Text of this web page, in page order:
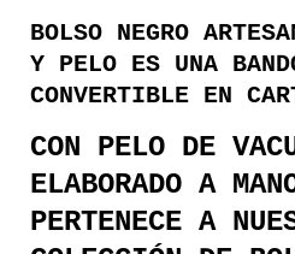
BOLSO NEGRO
Y PELO ES UNA
CONVERTIBLE EN
CON PELO DE
ELABORADO A
PERTENECE A